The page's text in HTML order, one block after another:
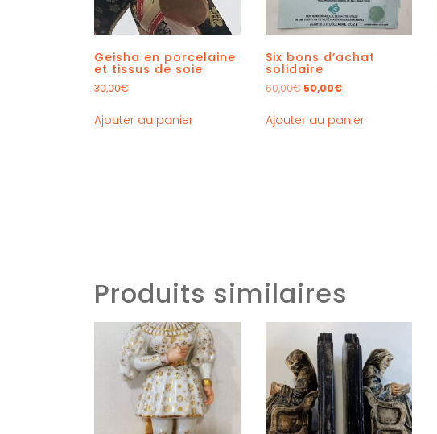
Geisha en porcelaine
et tissus de soie
30,00€
Ajouter au panier
Six bons d’achat
solidaire
60,00€ 50,00€
Ajouter au panier
Produits similaires